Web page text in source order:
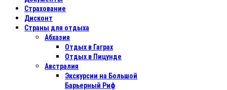
Страхование
Дисконт
Страны для отдыха
Абхазия
Отдых в Гаграх
Отдых в Пицунде
Австралия
Экскурсии на Большой
Барьерный Риф